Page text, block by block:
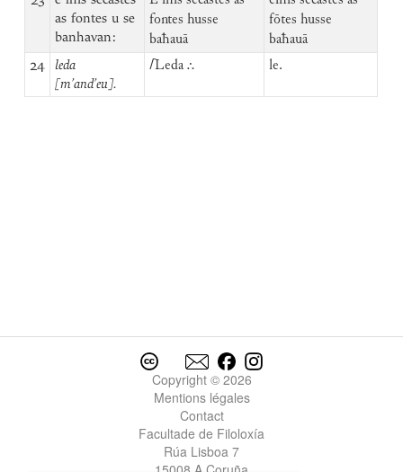
as fontes u se
banhavan:
fontes husse
baħauā
fōtes husse
baħauā
24
leda
[m’and’eu].
⌈Leda ⸫ le.
Copyright © 2026
Mentions légales
Contact
Facultade de Filoloxía
Rúa Lisboa 7